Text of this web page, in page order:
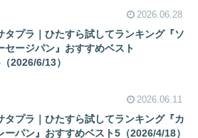
2026.06.28
タプラ｜ひたすら試してランキング『ソ
セージパン』おすすめベスト
2026/6/13）
2026.06.11
タプラ｜ひたすら試してランキング『カ
ーパン』おすすめベスト5（2026/4/18）